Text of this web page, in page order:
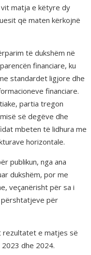
matja e këtyre dy
që maten kërkojnë
të dukshëm në
financiare, ku
standardet ligjore dhe
financiare.
partia tregon
së degëve dhe
mbeten të lidhura me
horizontale.
publikun, nga ana
dukshëm, por me
veçanërisht për sa i
për
rezultatet e matjes së
dhe 2024.